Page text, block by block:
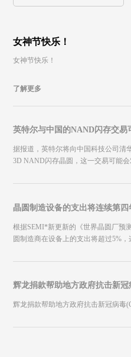
女神节快乐！
女神节快乐！
了解更多
据报道，英特尔将向中国科技公司清
3D NAND闪存晶圆，这一交易可能
晶圆制造设备的支出将连续第四
根据SEMI*新更新的《世界晶圆厂预
圆制造商在设备上的支出将超过5%，
辉龙捐款帮助地方政府抗击新冠病毒